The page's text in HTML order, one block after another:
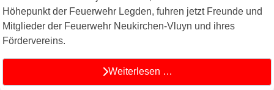
Höhepunkt der Feuerwehr Legden, fuhren jetzt Freunde und
Mitglieder der Feuerwehr Neukirchen-Vluyn und ihres
Fördervereins.
Weiterlesen …